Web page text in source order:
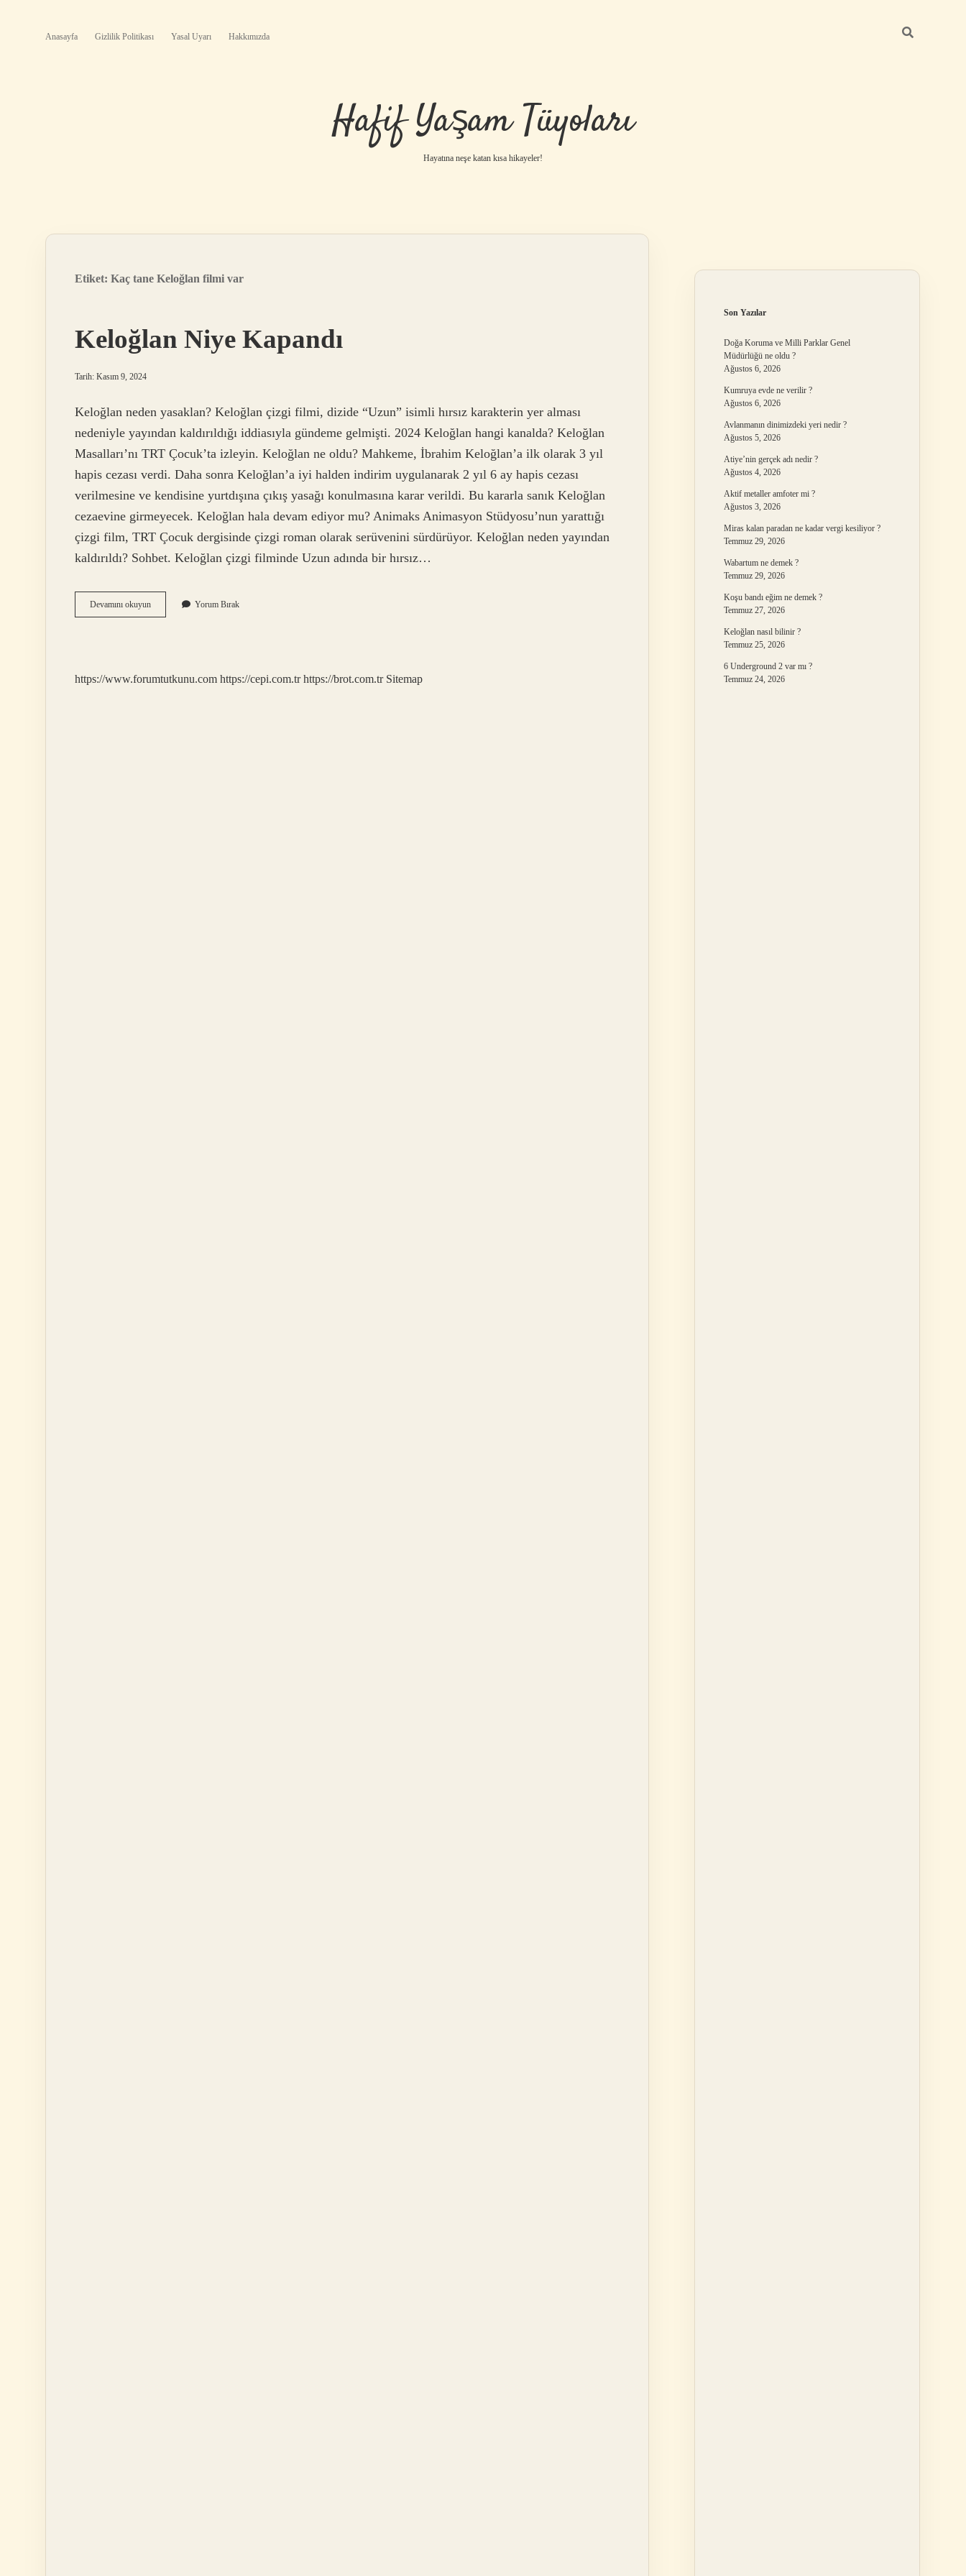
Anasayfa Gizlilik Politikası Yasal Uyarı Hakkımızda
Hafif Yaşam Tüyoları
Hayatına neşe katan kısa hikayeler!
Etiket: Kaç tane Keloğlan filmi var
Keloğlan Niye Kapandı
Tarih: Kasım 9, 2024
Keloğlan neden yasaklan? Keloğlan çizgi filmi, dizide “Uzun” isimli hırsız karakterin yer alması
nedeniyle yayından kaldırıldığı iddiasıyla gündeme gelmişti. 2024 Keloğlan hangi kanalda? Keloğlan
Masalları’nı TRT Çocuk’ta izleyin. Keloğlan ne oldu? Mahkeme, İbrahim Keloğlan’a ilk olarak 3 yıl
hapis cezası verdi. Daha sonra Keloğlan’a iyi halden indirim uygulanarak 2 yıl 6 ay hapis cezası
verilmesine ve kendisine yurtdışına çıkış yasağı konulmasına karar verildi. Bu kararla sanık Keloğlan
cezaevine girmeyecek. Keloğlan hala devam ediyor mu? Animaks Animasyon Stüdyosu’nun yarattığı
çizgi film, TRT Çocuk dergisinde çizgi roman olarak serüvenini sürdürüyor. Keloğlan neden yayından
kaldırıldı? Sohbet. Keloğlan çizgi filminde Uzun adında bir hırsız…
Devamını okuyunKeloğlan
Niye
Yorum Bırak
https://www.forumtutkunu.com https://cepi.com.tr https://brot.com.tr Sitemap
Son Yazılar
Doğa Koruma ve Milli Parklar Genel
Müdürlüğü ne oldu ?
Ağustos 6, 2026
Kumruya evde ne verilir ?
Ağustos 6, 2026
Avlanmanın dinimizdeki yeri nedir ?
Ağustos 5, 2026
Atiye’nin gerçek adı nedir ?
Ağustos 4, 2026
Aktif metaller amfoter mi ?
Ağustos 3, 2026
Miras kalan paradan ne kadar vergi kesiliyor ?
Temmuz 29, 2026
Wabartum ne demek ?
Temmuz 29, 2026
Koşu bandı eğim ne demek ?
Temmuz 27, 2026
Keloğlan nasıl bilinir ?
Temmuz 25, 2026
6 Underground 2 var mı ?
Temmuz 24, 2026